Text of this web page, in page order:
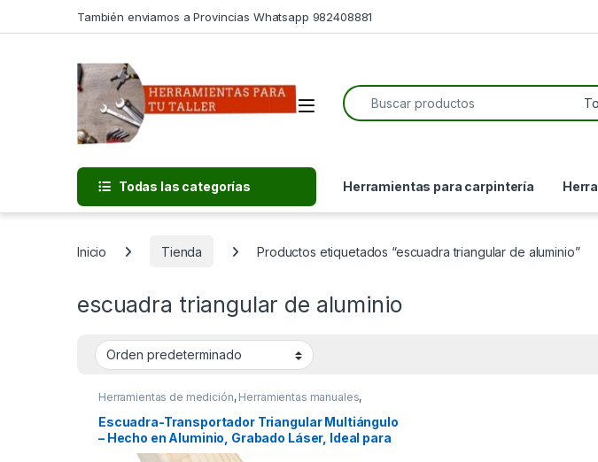
También enviamos a Provincias Whatsapp 982408881
Open
Search for:
Todas las categorías Herramientas para carpintería
Inicio Tienda Productos etiquetados “escuadra triangular de aluminio”
escuadra triangular de aluminio
Herramientas de medición, Herramientas manuales,
Herramientas para carpintería
construcción
Escuadra-Transportador Triangular Multiángulo
– Hecho en Aluminio, Grabado Láser, Ideal para
Carpintería y Dibujo